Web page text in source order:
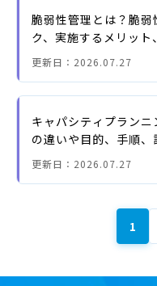
脆弱性管理とは？脆
ク、実施するメリッ
更新日： 2026.07.27
キャパシティプラン
の違いや目的、手順、
更新日： 2026.07.27
カ
レ
ペ
1